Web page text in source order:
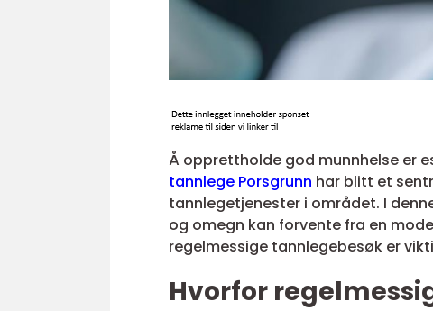
Å opprettholde god munnhelse er
tannlege Porsgrunn har blitt et
tannlegetjenester i området. I
og omegn kan forvente fra en
regelmessige tannlegebesøk er
Hvorfor